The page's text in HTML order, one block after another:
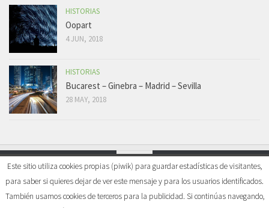
Este sitio utiliza cookies propias (piwik) para guardar estadísticas de visitantes,
para saber si quieres dejar de ver este mensaje y para los usuarios identificados.
También usamos cookies de terceros para la publicidad. Si continúas navegando,
HISTORIAS
Oopart
4 JUN, 2018
HISTORIAS
Bucarest – Ginebra – Madrid – Sevilla
28 MAY, 2018
Mi visión del mundo © 2026. All Rights Reserved.
Powered byWordPress. Theme byAlx.